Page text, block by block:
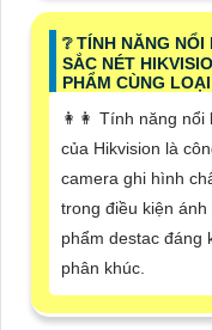
❔ TÍNH NĂNG
SẮC NÉT
PHẨM CÙNG
️👩‍👩 Tính năng nổi
của Hikvision là
camera ghi hình
trong điều kiện
phẩm destac đáng
phân khúc.